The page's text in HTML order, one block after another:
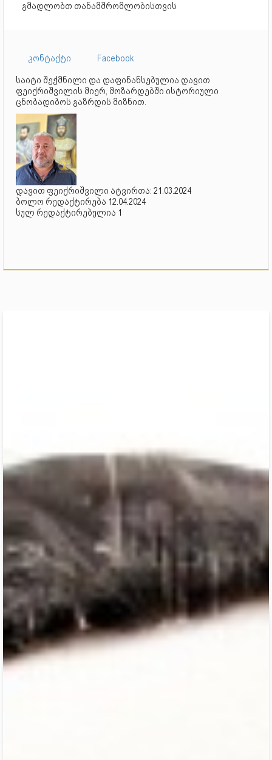
გმადლობთ თანამშრომლობისთვის
კონტაქტი
Facebook
საიტი შექმნილი და დაფინანსებულია დავით
ფეიქრიშვილის მიერ, მოზარდებში ისტორიული
ცნობადიბოს გაზრდის მიზნით.
დავით ფეიქრიშვილი ატვირთა: 21.03.2024
ბოლო რედაქტირება 12.04.2024
სულ რედაქტირებულია 1